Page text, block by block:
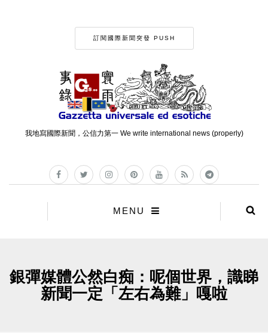
訂閱國際新聞突發 PUSH
我地寫國際新聞，公信力第一 We write international news (properly)
MENU
銀彈媒體公然白痴：呢個世界，識睇
新聞一定「左右為難」嘎啦